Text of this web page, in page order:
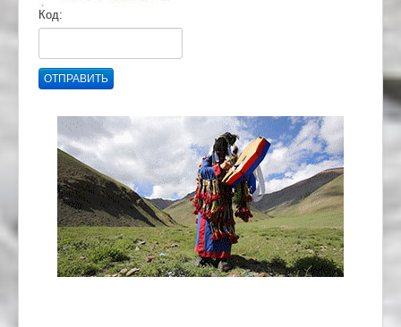
Код:
ОТПРАВИТЬ